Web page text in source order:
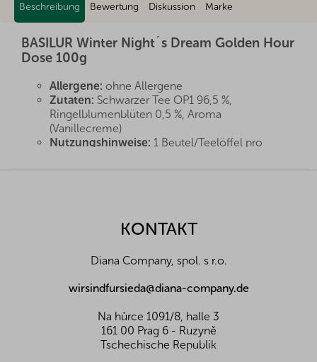
Beschreibung Bewertung Diskussion Marke
BASILUR Winter Night´s Dream Golden Hour
Dose 100g
Allergene: ohne Allergene
Zutaten: Schwarzer Tee OP1 96,5 %,
Ringelblumenblüten 0,5 %, Aroma
(Vanillecreme)
Nutzungshinweise: 1 Beutel/Teelöffel pro
aufgießen, 3-5 Minuten ziehen lassen
Energiewert (kJ/kcal)
Z toho nasycené mastné k. (g)
Kohlenhydrate (g)
KONTAKT
Diana Company, spol. s r.o.
wirsindfursieda@diana-company.de
Na hůrce 1091/8, halle 3
161 00 Prag 6 - Ruzyně
Tschechische Republik